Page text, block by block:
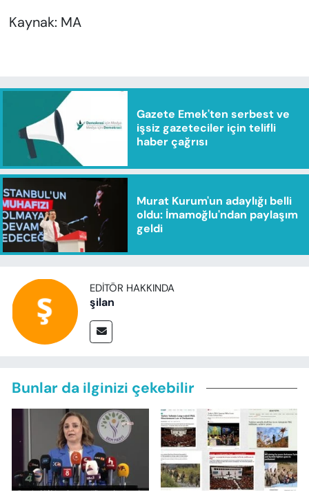
Kaynak: MA
Gazete Emek'ten serbest ve
işsiz gazeteciler için telifli
haber çağrısı
Murat Kurum'un adaylığı belli
oldu: İmamoğlu'ndan paylaşım
geldi
EDITÖR HAKKINDA
şilan
Bunlar da ilginizi çekebilir